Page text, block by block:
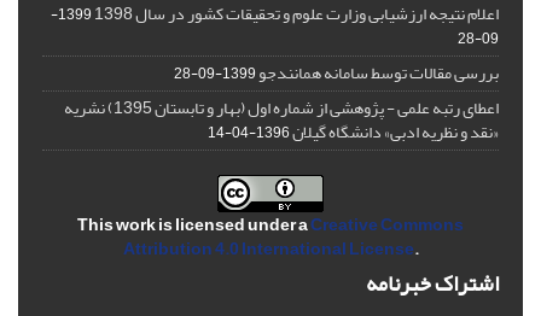
اعلام نتیجه ارزشیابی وزارت علوم و تحقیقات کشور در سال 1398
1399-
09-28
بررسی مقالات توسط سامانه همانندجو1399-09-28
اعطای رتبه علمی - پژوهشی از شماره اول (بهار و تابستان 1395) نشریه
«نقد و نظریه ادبی» دانشگاه گیلان1396-04-14
This work is licensed under aCreative Commons
Attribution 4.0 International License.
اشتراک خبرنامه